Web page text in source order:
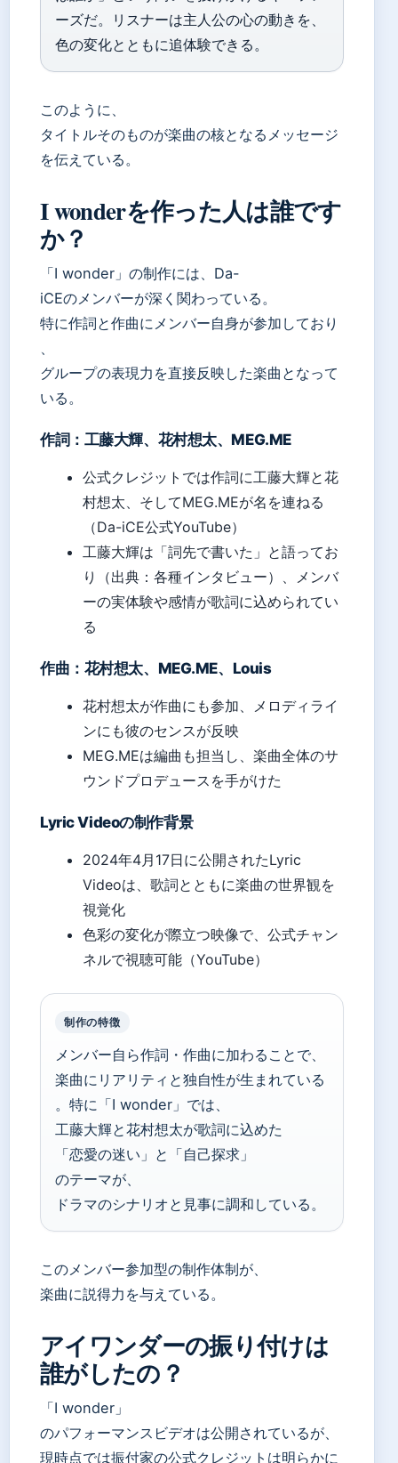
ーズだ。リスナーは主人公の心の動きを、
色の変化とともに追体験できる。
このように、
タイトルそのものが楽曲の核となるメッセージ
を伝えている。
I wonderを作った人は誰です
か？
「I wonder」の制作には、Da-
iCEのメンバーが深く関わっている。
特に作詞と作曲にメンバー自身が参加しており
グループの表現力を直接反映した楽曲となって
いる。
作詞：工藤大輝、花村想太、MEG.ME
公式クレジットでは作詞に工藤大輝と花
村想太、そしてMEG.MEが名を連ねる
（Da-iCE公式YouTube）
工藤大輝は「詞先で書いた」と語ってお
り（出典：各種インタビュー）、メンバ
ーの実体験や感情が歌詞に込められてい
る
作曲：花村想太、MEG.ME、Louis
花村想太が作曲にも参加、メロディライ
ンにも彼のセンスが反映
MEG.MEは編曲も担当し、楽曲全体のサ
ウンドプロデュースを手がけた
Lyric Videoの制作背景
2024年4月17日に公開されたLyric
Videoは、歌詞とともに楽曲の世界観を
視覚化
色彩の変化が際立つ映像で、公式チャン
ネルで視聴可能（YouTube）
制作の特徴
メンバー自ら作詞・作曲に加わることで、
楽曲にリアリティと独自性が生まれている
。特に「I wonder」では、
工藤大輝と花村想太が歌詞に込めた
「恋愛の迷い」と「自己探求」
のテーマが、
ドラマのシナリオと見事に調和している。
このメンバー参加型の制作体制が、
楽曲に説得力を与えている。
アイワンダーの振り付けは
誰がしたの？
「I wonder」
のパフォーマンスビデオは公開されているが、
現時点では振付家の公式クレジットは明らかに